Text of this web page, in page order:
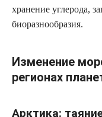
хранение углерода,
биоразнообразия.
Изменение
регионах
Арктика: